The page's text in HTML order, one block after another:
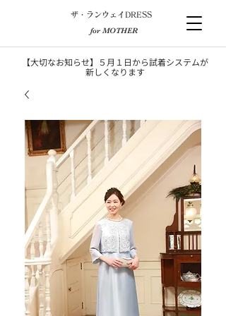
​ザ・ランウェイDRESS
for MOTHER
【大切なお知らせ】５月１日から試着システムが
新しくなります